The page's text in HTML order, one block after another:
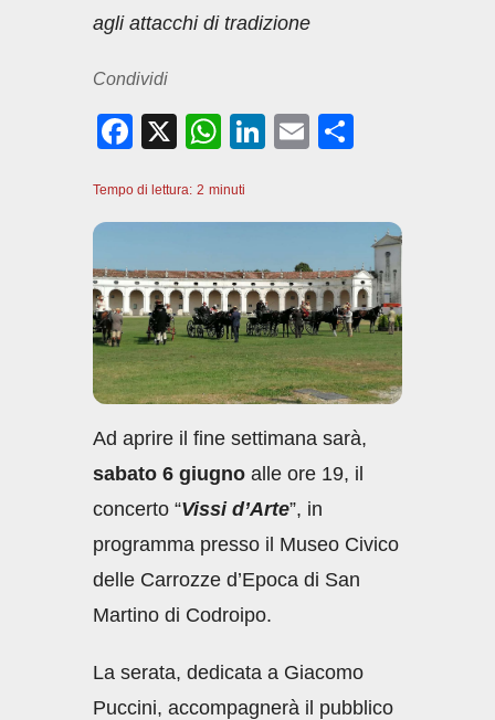
agli attacchi di tradizione
Condividi
F
c
b
o
o
k
X
W
at
A
p
p
Li
dI
n
E
di
vi
di
Tempo di lettura: 2 minuti
Ad aprire il fine settimana sarà,
sabato 6 giugno alle ore 19, il
concerto “Vissi d’Arte”, in
programma presso il Museo Civico
delle Carrozze d’Epoca di San
Martino di Codroipo.
La serata, dedicata a Giacomo
Puccini, accompagnerà il pubblico